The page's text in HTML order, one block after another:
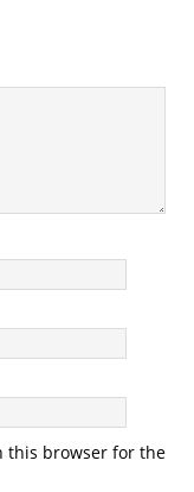
this browser for the